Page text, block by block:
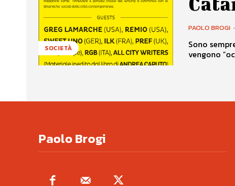
SOCIETÀ
PAOLO BROGI
Sono
vengono
Paolo Brogi